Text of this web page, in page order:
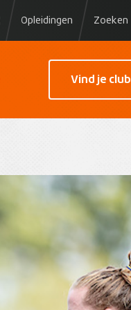
Opleidingen Zoeken
Vind je club